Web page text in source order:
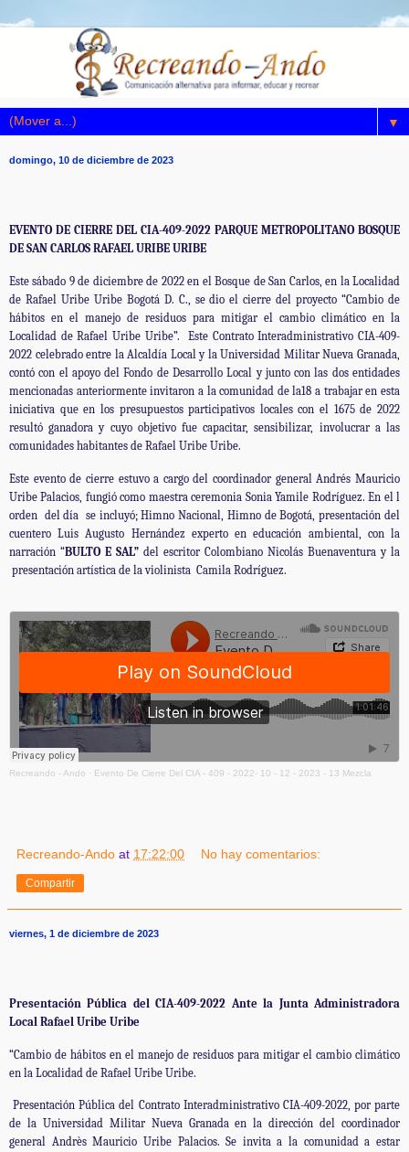
▼
domingo, 10 de diciembre de 2023
EVENTO DE CIERRE DEL CIA-409-2022 PARQUE METROPOLITANO BOSQUE
DE SAN CARLOS RAFAEL URIBE URIBE
Este sábado 9 de diciembre de 2022 en el Bosque de San Carlos, en la Localidad
de Rafael Uribe Uribe Bogotá D. C., se dio el cierre del proyecto “Cambio de
hábitos en el manejo de residuos para mitigar el cambio climático en la
Localidad de Rafael Uribe Uribe”. Este Contrato Interadministrativo CIA-409-
2022 celebrado entre la Alcaldía Local y la Universidad Militar Nueva Granada,
contó con el apoyo del Fondo de Desarrollo Local y junto con las dos entidades
mencionadas anteriormente invitaron a la comunidad de la18 a trabajar en esta
iniciativa que en los presupuestos participativos locales con el 1675 de 2022
resultó ganadora y cuyo objetivo fue capacitar, sensibilizar, involucrar a las
comunidades habitantes de Rafael Uribe Uribe.
Este evento de cierre estuvo a cargo del coordinador general Andrés Mauricio
Uribe Palacios, fungió como maestra ceremonia Sonia Yamile Rodríguez. En el l
orden del día se incluyó; Himno Nacional, Himno de Bogotá, presentación del
cuentero Luis Augusto Hernández experto en educación ambiental, con la
narración “BULTO E SAL” del escritor Colombiano Nicolás Buenaventura y la
presentación artística de la violinista Camila Rodríguez.
Recreando - Ando · Evento De Cierre Del CIA - 409 - 2022- 10 - 12 - 2023 - 13 Mezcla
Recreando-Ando at 17:22:00 No hay comentarios:
Compartir
viernes, 1 de diciembre de 2023
Presentación Pública del CIA-409-2022 Ante la Junta Administradora
Local Rafael Uribe Uribe
“Cambio de hábitos en el manejo de residuos para mitigar el cambio climático
en la Localidad de Rafael Uribe Uribe.
Presentación Pública del Contrato Interadministrativo CIA-409-2022, por parte
de la Universidad Militar Nueva Granada en la dirección del coordinador
general Andrès Mauricio Uribe Palacios. Se invita a la comunidad a estar